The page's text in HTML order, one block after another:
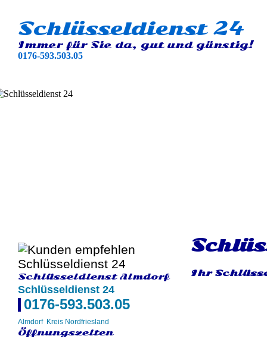
Schlüsseldienst 24
Immer für Sie da, gut und günstig!
0176-593.503.05
Schlüsseldienst Almdorf
Schlüsseldienst 24
0176-593.503.05
Almdorf Kreis Nordfriesland
Öffnungszeiten
Ihr